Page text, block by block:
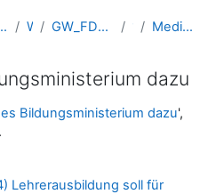
Standort Linz - seit 2016 WS_2023/24 GW_FDeinfuehrung_KollerMairingerSpiessberger_2023ws 15-11.01. Medieninfo des Bildungsministerium dazu
dazu
Bildungsministerium dazu',
Lehrerausbildung soll für